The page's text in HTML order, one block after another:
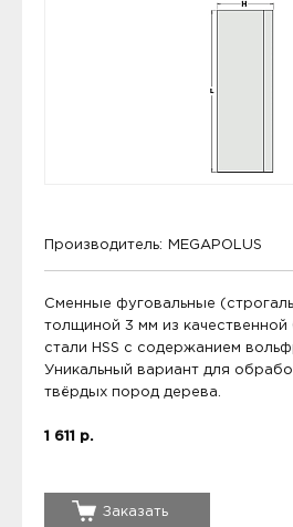
Производитель: MEGAPOLUS
Сменные фуговальные
толщиной 3 мм из
стали HSS с содержанием
Уникальный вариант для
твёрдых пород дерева.
1 611 р.
Заказать